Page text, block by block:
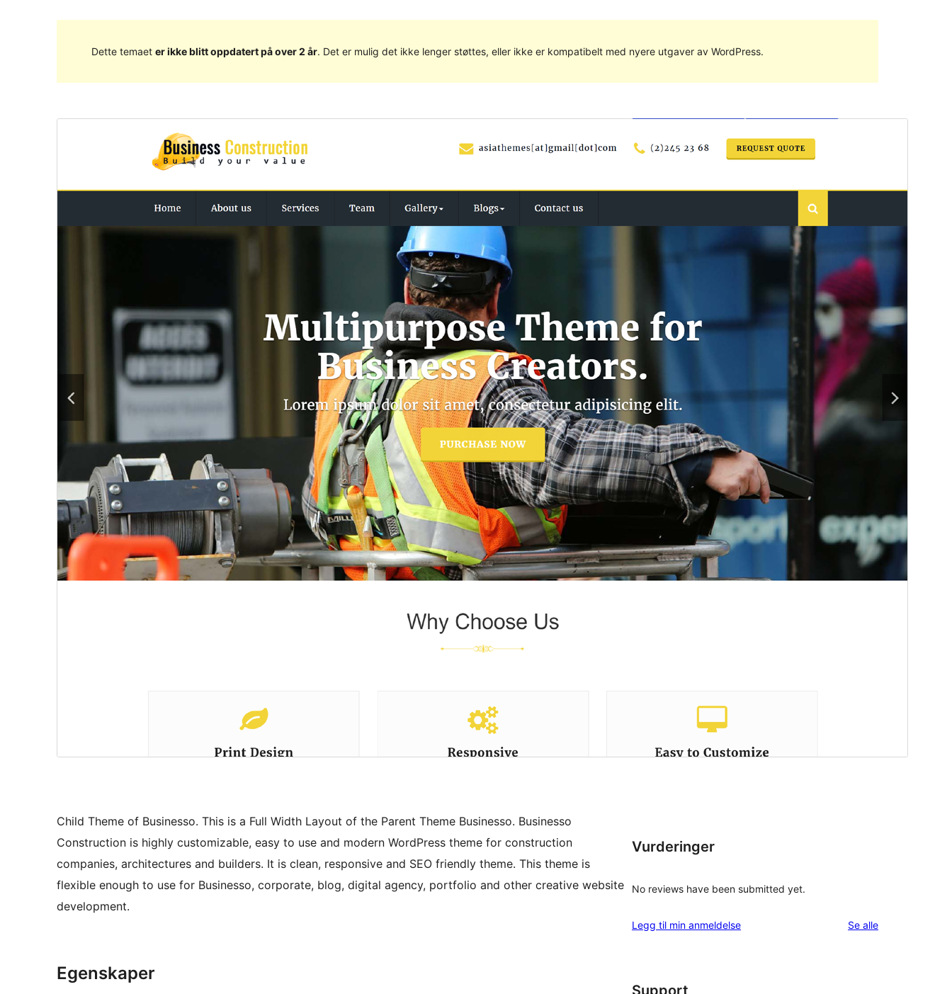
Dette temaet er ikke blitt oppdatert på over 2 år. Det er mulig det ikke lenger støttes, eller ikke er kompatibelt med nyere utgaver av WordPress.
Last ned
24. oktober 2020
Mindre enn 10
Child Theme of Businesso. This is a Full Width Layout of the Parent Theme Businesso. Businesso
Construction is highly customizable, easy to use and modern WordPress theme for construction
companies, architectures and builders. It is clean, responsive and SEO friendly theme. This theme is
flexible enough to use for Businesso, corporate, blog, digital agency, portfolio and other creative website
development.
Egenskaper
Vurderinger
No reviews have been submitted yet.
Legg til min anmeldelse Se alleomtalene
Support